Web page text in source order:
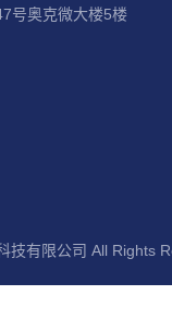
号奥克微大楼5楼
技有限公司 All Rights